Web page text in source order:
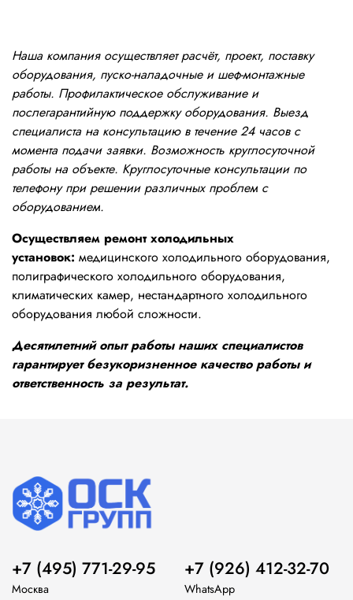
Наша компания осуществляет расчёт, проект, поставку
оборудования, пуско-наладочные и шеф-монтажные
работы. Профилактическое обслуживание и
послегарантийную поддержку оборудования. Выезд
специалиста на консультацию в течение 24 часов с
момента подачи заявки. Возможность круглосуточной
работы на объекте. Круглосуточные консультации по
телефону при решении различных проблем с
оборудованием.
Осуществляем ремонт холодильных
установок: медицинского холодильного оборудования,
полиграфического холодильного оборудования,
климатических камер, нестандартного холодильного
оборудования любой сложности.
Десятилетний опыт работы наших специалистов
гарантирует безукоризненное качество работы и
ответственность за результат.
+7 (495) 771-29-95
Москва
+7 (926) 412-32-70
WhatsApp